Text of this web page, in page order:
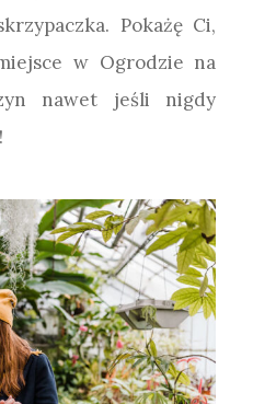
Pokażę Ci,
w Ogrodzie na
nawet jeśli nigdy